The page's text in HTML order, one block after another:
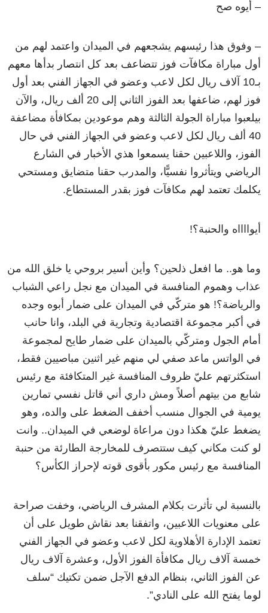
– أيوه صح
– وفوق هذا رئيسهم يشجعهم في الميدان واعتمد لهم من
أول مباراة مكافآت فوز تتضاعف بعد كل انتصار بدأها معهم
بـ10 آلاف ريال لكل لاعب وعضو في الجهاز الفني بعد أول
فوز لهم، ضاعفها بعد الفوز الثاني إلى 20 ألف ريال، والآن
بيلعبوا مباراة الجولة الثالثة وهم موعودين بمكافأة مضاعفة
40 ألف ريال لكل لاعب وعضو في الجهاز الفني في حال
الفوز، واللاعبين حقنا يسمعوا هذي الأخبار في الشارع
الرياضي ويتأثروا نفسيًّا، والمدرب حقنا متضايق ومستحي
يكلمك تعتمد لهم مكافآت فوز بقدر المستطاع.
أيوااااه والحنبة؟!
وما هو.. ما افعل ذلحين؟ وأين أسير بروحي يا خلق الله من
عذاب وهموم المنافسة في الميدان مع نجل راعي الشباب
والرياضة؟! هو متركّي في الميدان على ضمار أبوه وجده
في أكبر مجموعة اقتصادية وتجارية في البلد، وانا حانب
أمام الجول ومتركّي بالميدان على ضمار طايح لمجموعة
في الواتس ماعد صفي لي منهم غير اثنين مباصيين فقط،
استكثرتهم عليّ ظروف المنافسة غير المتكافئة مع رئيس
شابع من بيتهم أصلاً ومش داري أني قاتل نفسي تمارين
يومية في الجوال منسب أخفف الضغط على والده، وهو
يضغط عليّ هكذا دون مراعاة لوضعي في الميدان.. وانت
لو كنت مكاني كيف ستتصرف للمخارجة الطارئة من حنبة
المنافسة مع رئيس مكور بأقوى قوته لإحراز الكأس؟
بالنسبة لي تأثرت بكلام المشرف الرياضي، وخفت صراحة
على معنويات اللاعبين، واتفقنا بعد نقاش طويل على أن
تعتمد الإدارة الأهلاوية لكل لاعب وعضو في الجهاز الفني
خمسة آلاف ريال مكافأة الفوز الأول، وعشرة آلاف ريال
عن الفوز الثاني، بنظام الدفع الآجل ضمن تكتيك “سلف
لوما يفتح الله على النادي”.